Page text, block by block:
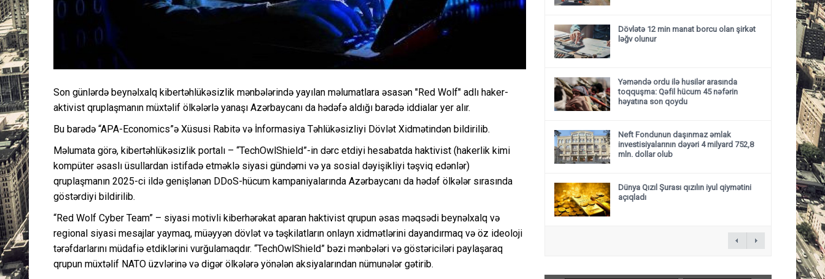
Son günlərdə beynəlxalq kibertəhlükəsizlik mənbələrində yayılan məlumatlara əsasən "Red Wolf" adlı haker-
aktivist qruplaşmanın müxtəlif ölkələrlə yanaşı Azərbaycanı da hədəfə aldığı barədə iddialar yer alır.
Bu barədə “APA-Economics”ə Xüsusi Rabitə və İnformasiya Təhlükəsizliyi Dövlət Xidmətindən bildirilib.
Məlumata görə, kibertəhlükəsizlik portalı – “TechOwlShield”-in dərc etdiyi hesabatda haktivist (hakerlik kimi
kompüter əsaslı üsullardan istifadə etməklə siyasi gündəmi və ya sosial dəyişikliyi təşviq edənlər)
qruplaşmanın 2025-ci ildə genişlənən DDoS-hücum kampaniyalarında Azərbaycanı da hədəf ölkələr sırasında
göstərdiyi bildirilib.
“Red Wolf Cyber Team” – siyasi motivli kiberhərəkat aparan haktivist qrupun əsas məqsədi beynəlxalq və
regional siyasi mesajlar yaymaq, müəyyən dövlət və təşkilatların onlayn xidmətlərini dayandırmaq və öz ideoloji
tərəfdarlarını müdafiə etdiklərini vurğulamaqdır. “TechOwlShield” bəzi mənbələri və göstəriciləri paylaşaraq
qrupun müxtəlif NATO üzvlərinə və digər ölkələrə yönələn aksiyalarından nümunələr gətirib.
Dövlətə 12 min manat borcu olan şirkət
ləğv olunur
Yəməndə ordu ilə husilər arasında
toqquşma: Qəfil hücum 45 nəfərin
həyatına son qoydu
Neft Fondunun daşınmaz əmlak
investisiyalarının dəyəri 4 milyard 752,8
mln. dollar olub
Dünya Qızıl Şurası qızılın iyul qiymətini
açıqladı